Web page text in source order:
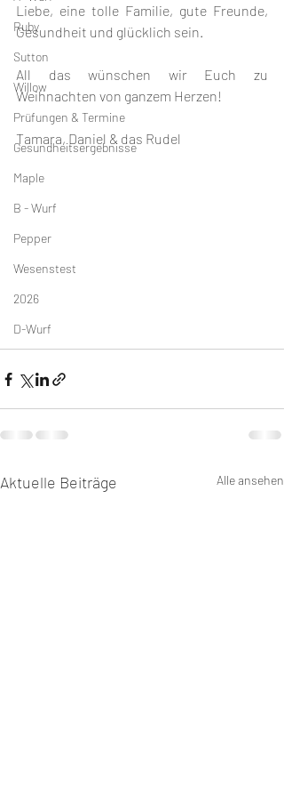
Ruby
Sutton
Willow
Prüfungen & Termine
Gesundheitsergebnisse
Maple
B - Wurf
Pepper
Wesenstest
2026
D-Wurf
Liebe, eine tolle Familie, gute Freunde,
Gesundheit und glücklich sein.
All das wünschen wir Euch zu
Weihnachten von ganzem Herzen!
Tamara, Daniel & das Rudel
Aktuelle Beiträge Alle ansehen